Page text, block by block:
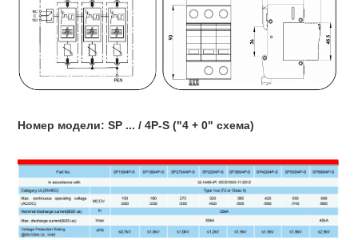
Номер модели: SP ... / 4P-S ("4 + 0" схема)